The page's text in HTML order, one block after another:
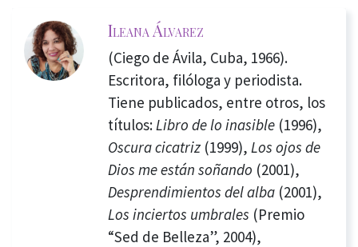
Ileana Álvarez
(Ciego de Ávila, Cuba, 1966).
Escritora, filóloga y periodista.
Tiene publicados, entre otros, los
títulos: Libro de lo inasible(1996),
Oscura cicatriz(1999), Los ojos de
Dios me están soñando (2001),
Desprendimientos del alba(2001),
Los inciertos umbrales (Premio
“Sed de Belleza”, 2004),